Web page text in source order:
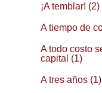
¡A temblar! (2)
A tiempo de
A todo costo
capital (1)
A tres años (1)